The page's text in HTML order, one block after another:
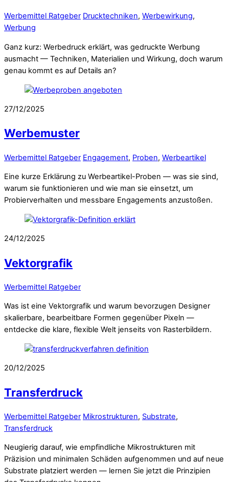
Werbemittel Ratgeber Drucktechniken, Werbewirkung,
Werbung
Ganz kurz: Werbedruck erklärt, was gedruckte Werbung
ausmacht — Techniken, Materialien und Wirkung, doch warum
genau kommt es auf Details an?
27/12/2025
Werbemuster
Werbemittel Ratgeber Engagement, Proben, Werbeartikel
Eine kurze Erklärung zu Werbeartikel-Proben — was sie sind,
warum sie funktionieren und wie man sie einsetzt, um
Probierverhalten und messbare Engagements anzustoßen.
24/12/2025
Vektorgrafik
Werbemittel Ratgeber
Was ist eine Vektorgrafik und warum bevorzugen Designer
skalierbare, bearbeitbare Formen gegenüber Pixeln —
entdecke die klare, flexible Welt jenseits von Rasterbildern.
20/12/2025
Transferdruck
Werbemittel Ratgeber Mikrostrukturen, Substrate,
Transferdruck
Neugierig darauf, wie empfindliche Mikrostrukturen mit
Präzision und minimalen Schäden aufgenommen und auf neue
Substrate platziert werden — lernen Sie jetzt die Prinzipien